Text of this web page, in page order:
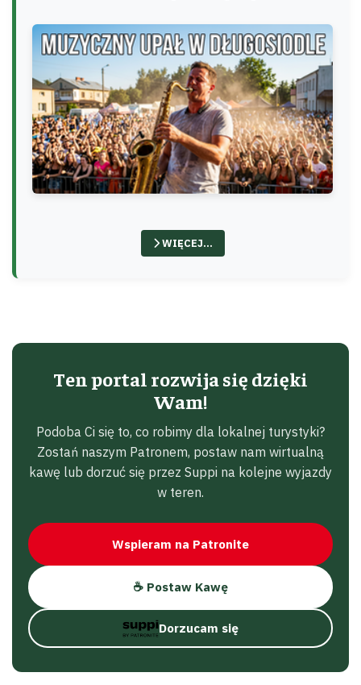
WIĘCEJ…
Ten portal rozwija się dzięki
Wam!
Podoba Ci się to, co robimy dla lokalnej turystyki?
Zostań naszym Patronem, postaw nam wirtualną
kawę lub dorzuć się przez Suppi na kolejne wyjazdy
w teren.
Wspieram na Patronite
☕ Postaw Kawę
Dorzucam się